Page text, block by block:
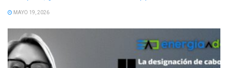
MAYO 19, 2026